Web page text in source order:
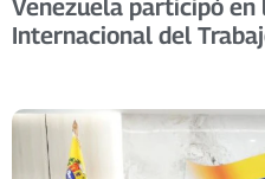
Venezuela participó en
Internacional del